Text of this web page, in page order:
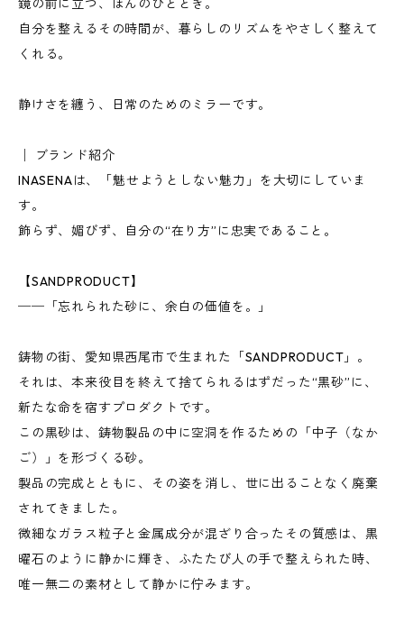
鏡の前に立つ、ほんのひととき。
自分を整えるその時間が、暮らしのリズムをやさしく整えて
くれる。
静けさを纏う、日常のためのミラーです。
│ ブランド紹介
INASENAは、「魅せようとしない魅力」を大切にしていま
す。
飾らず、媚びず、自分の“在り方”に忠実であること。
【SANDPRODUCT】
──「忘れられた砂に、余白の価値を。」
鋳物の街、愛知県西尾市で生まれた「SANDPRODUCT」。
それは、本来役目を終えて捨てられるはずだった“黒砂”に、
新たな命を宿すプロダクトです。
この黒砂は、鋳物製品の中に空洞を作るための「中子（なか
ご）」を形づくる砂。
製品の完成とともに、その姿を消し、世に出ることなく廃棄
されてきました。
微細なガラス粒子と金属成分が混ざり合ったその質感は、黒
曜石のように静かに輝き、ふたたび人の手で整えられた時、
唯一無二の素材として静かに佇みます。